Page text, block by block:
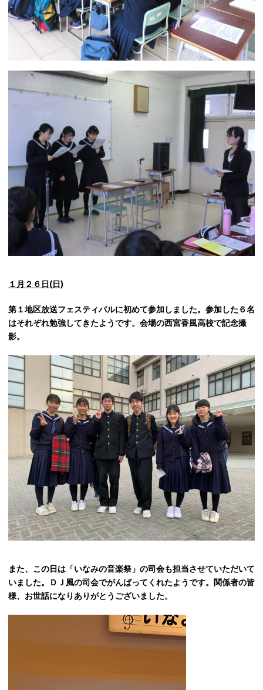
１月２６日(日)
第１地区放送フェスティバルに初めて参加しました。参加した６名
はそれぞれ勉強してきたようです。会場の西宮香風高校で記念撮
影。
また、この日は「いなみの音楽祭」の司会も担当させていただいて
いました。ＤＪ風の司会でがんばってくれたようです。関係者の皆
様、お世話になりありがとうございました。